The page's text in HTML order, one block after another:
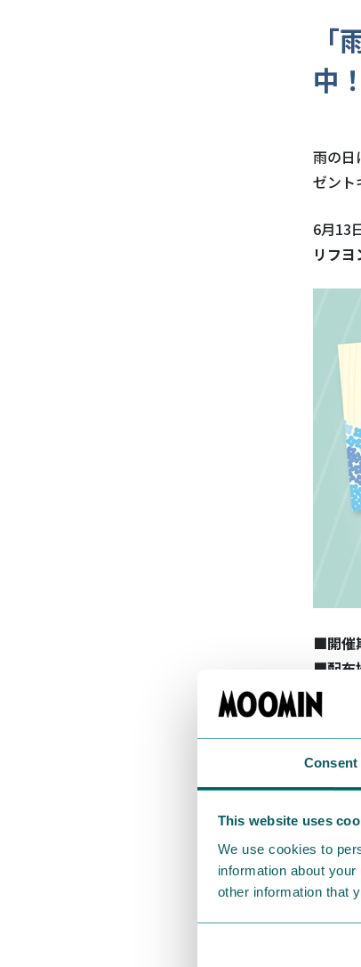
Consent
This website uses
We use cookies to
information about
other information that
中！
雨の日
ゼント
6月13
リフ
■開催
■配布
●ムー
●ムー
●ライ
※当日
くださ
※予告
※なく
※絵柄